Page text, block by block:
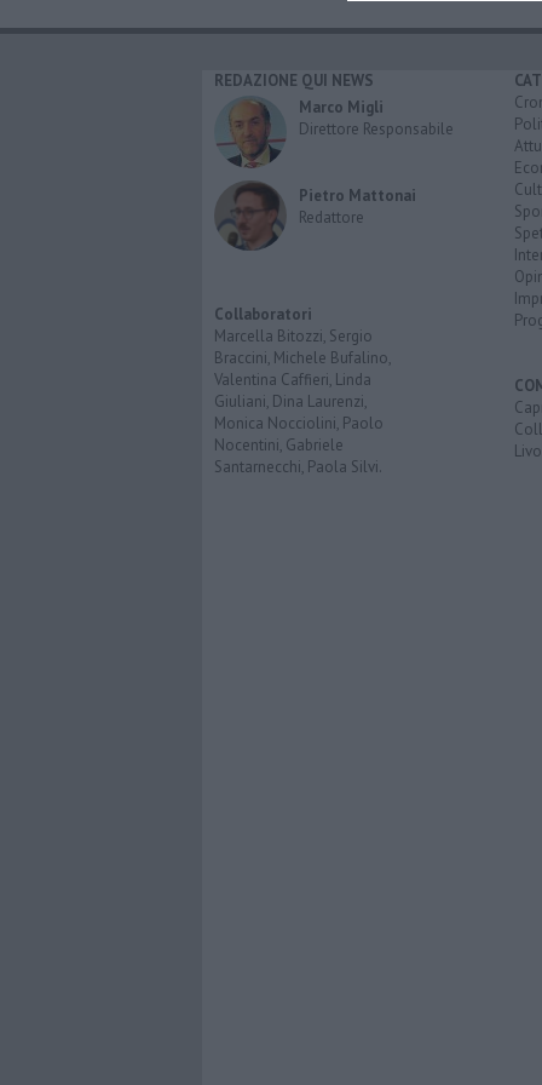
REDAZIONE QUI NEWS
Marco Migli
Direttore Responsabile
Pietro Mattonai
Redattore
Collaboratori
Marcella Bitozzi, Sergio
Braccini, Michele Bufalino,
Valentina Caffieri, Linda
Giuliani, Dina Laurenzi,
Monica Nocciolini, Paolo
Nocentini, Gabriele
Santarnecchi, Paola Silvi.